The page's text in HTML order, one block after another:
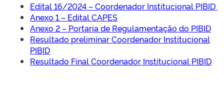
Edital 16/2024 – Coordenador Institucional PIBID
Anexo 1 – Edital CAPES
Anexo 2 – Portaria de Regulamentação do PIBID
Resultado preliminar Coordenador Institucional
PIBID
Resultado Final Coordenador Institucional PIBID